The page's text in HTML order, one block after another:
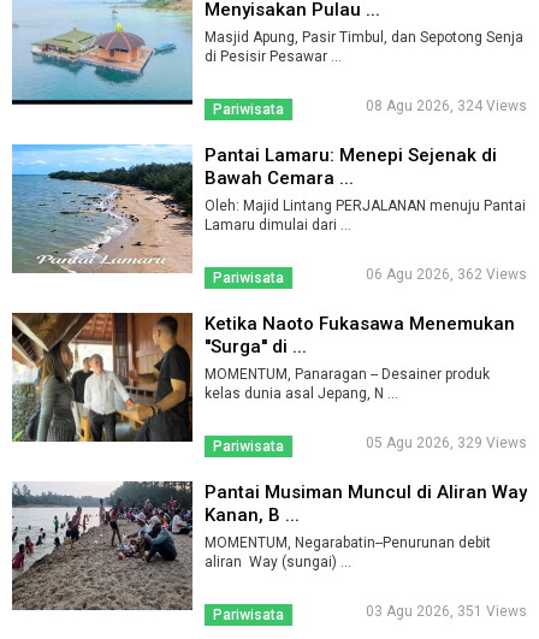
Menyisakan Pulau ...
Masjid Apung, Pasir Timbul, dan Sepotong Senja
di Pesisir Pesawar ...
Pariwisata 08 Agu 2026, 324 Views
Pantai Lamaru: Menepi Sejenak di
Bawah Cemara ...
Oleh: Majid Lintang PERJALANAN menuju Pantai
Lamaru dimulai dari ...
Pariwisata 06 Agu 2026, 362 Views
Ketika Naoto Fukasawa Menemukan
''Surga'' di ...
MOMENTUM, Panaragan -- Desainer produk
kelas dunia asal Jepang, N ...
Pariwisata 05 Agu 2026, 329 Views
Pantai Musiman Muncul di Aliran Way
Kanan, B ...
MOMENTUM, Negarabatin--Penurunan debit
aliran Way (sungai) ...
Pariwisata 03 Agu 2026, 351 Views